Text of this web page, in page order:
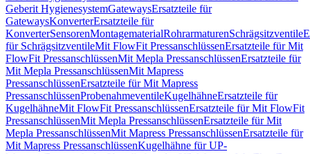
Geberit HygienesystemGatewaysErsatzteile für
GatewaysKonverterErsatzteile für
KonverterSensorenMontagematerialRohrarmaturenSchrägsitzventile
für SchrägsitzventileMit FlowFit PressanschlüssenErsatzteile für Mit
FlowFit PressanschlüssenMit Mepla PressanschlüssenErsatzteile für
Mit Mepla PressanschlüssenMit Mapress
PressanschlüssenErsatzteile für Mit Mapress
PressanschlüssenProbenahmeventileKugelhähneErsatzteile für
KugelhähneMit FlowFit PressanschlüssenErsatzteile für Mit FlowFit
PressanschlüssenMit Mepla PressanschlüssenErsatzteile für Mit
Mepla PressanschlüssenMit Mapress PressanschlüssenErsatzteile für
Mit Mapress PressanschlüssenKugelhähne für UP-